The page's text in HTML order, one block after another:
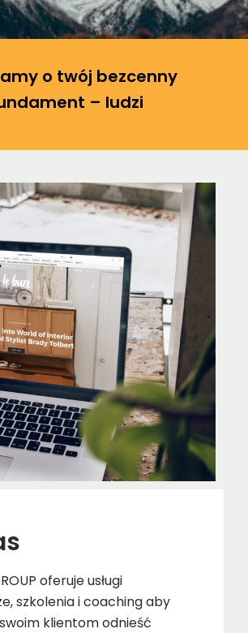
o twój bezcenny
– ludzi
oferuje usługi
szkolenia i coaching aby
klientom odnieść